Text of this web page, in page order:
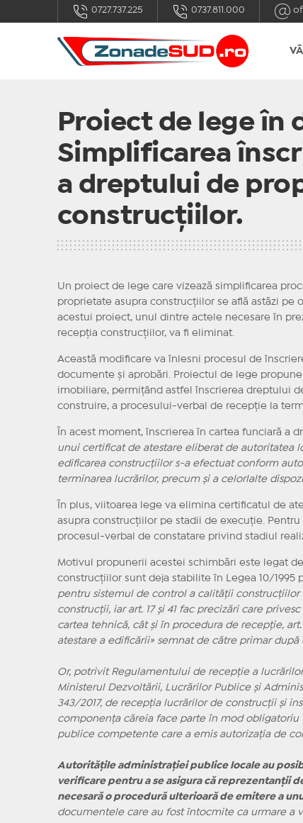
0727.737.225 0737.811.000
Proiect de lege în
Simplificarea
a dreptului de
construcțiilor.
Un proiect de lege care vizează simplificarea
proprietate asupra construcțiilor se află astăzi pe
acestui proiect, unul dintre actele necesare în
recepția construcțiilor, va fi eliminat.
Această modificare va înlesni procesul de
documente și aprobări. Proiectul de lege
imobiliare, permițând astfel înscrierea dreptului
construire, a procesului-verbal de recepție la
În acest moment, înscrierea în cartea funciară a
unui certificat de atestare eliberat de autoritatea
edificarea construcțiilor s-a efectuat conform
terminarea lucrărilor, precum și a celorlalte
În plus, viitoarea lege va elimina certificatul de
asupra construcțiilor pe stadii de execuție.
procesul-verbal de constatare privind stadiul
Motivul propunerii acestei schimbări este legat
construcțiilor sunt deja stabilite în Legea 10/1995
pentru sistemul de control a calităţii construcţiilor
construcţii, iar art. 17 şi 41 fac precizări care
cartea tehnică, cât şi în procedura de recepţie,
atestare a edificării» semnat de către primar
Or, potrivit Regulamentului de recepţie a
Ministerul Dezvoltării, Lucrărilor Publice şi
343/2017, de recepţia lucrărilor de construcţii şi
componenţa căreia face parte în mod
publice competente care a emis autorizaţia de
Autorităţile administraţiei publice locale au
verificare pentru a se asigura că reprezentanţii
necesară o procedură ulterioară de emitere a
documentele care au fost întocmite ca urmare a